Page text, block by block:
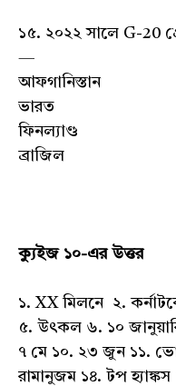
১৫. ২০২২ সালে G-20
—
আফগানিস্তান
ভারত
ফিনল্যাণ্ড
ব্রাজিল
ক্যুইজ ১০-এর উত্তর
১. XX মিলনে ২.
৫. উৎকল ৬. ১০
৭ মে ১০. ২৩ জুন ১১.
রামানুজম ১৪. টপ হ্যাঙ্কস